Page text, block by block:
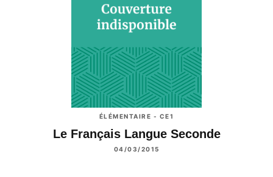
ÉLÉMENTAIRE - CE1
Le Français Langue Seconde
04/03/2015